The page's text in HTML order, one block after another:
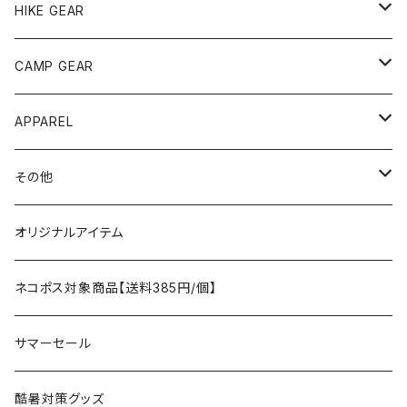
andwander
ANOBA
AO COOLERS
asobito
AS2OV
AXESQUIN
Ballistics
BEDROCK SANDALS
HIKE GEAR
テント、シェルター
バックパック
ポーチ／サコッシュ
ストレージ
パッキングアクセサリー
スリーピングギア
クッキングギア
CAMP GEAR
テント、タープ
テント、シェルター
タープ
スリーピングギア
寝袋
マット
テーブル、チェア
テーブル
チェア
ランタン、ライト
燃料ランタン
LEDライト
焚火台／薪ストーブ
焚火台
暖房器具
APPAREL
トップス
ボトムス
アンダーウェア
ハンドウェア
ヘッドギア
その他
遊び
フィッシング
ラジコン
ケア用品
雑貨
アウトレット
オリジナルアイテム
ネコポス対象商品【送料385円/個】
サマーセール
酷暑対策グッズ